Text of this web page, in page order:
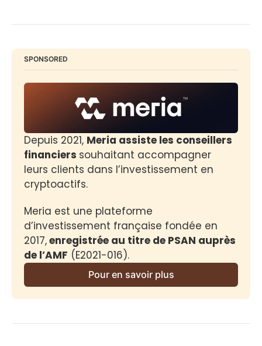
SPONSORED
Depuis 2021, Meria assiste les conseillers
financiers souhaitant accompagner
leurs clients dans l’investissement en
cryptoactifs.
Meria est une plateforme
d’investissement française fondée en
2017, enregistrée au titre de PSAN auprès
de l’AMF (E2021-016).
Pour en savoir plus